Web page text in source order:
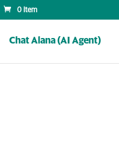
0 Item
Chat Alana (AI Agent)